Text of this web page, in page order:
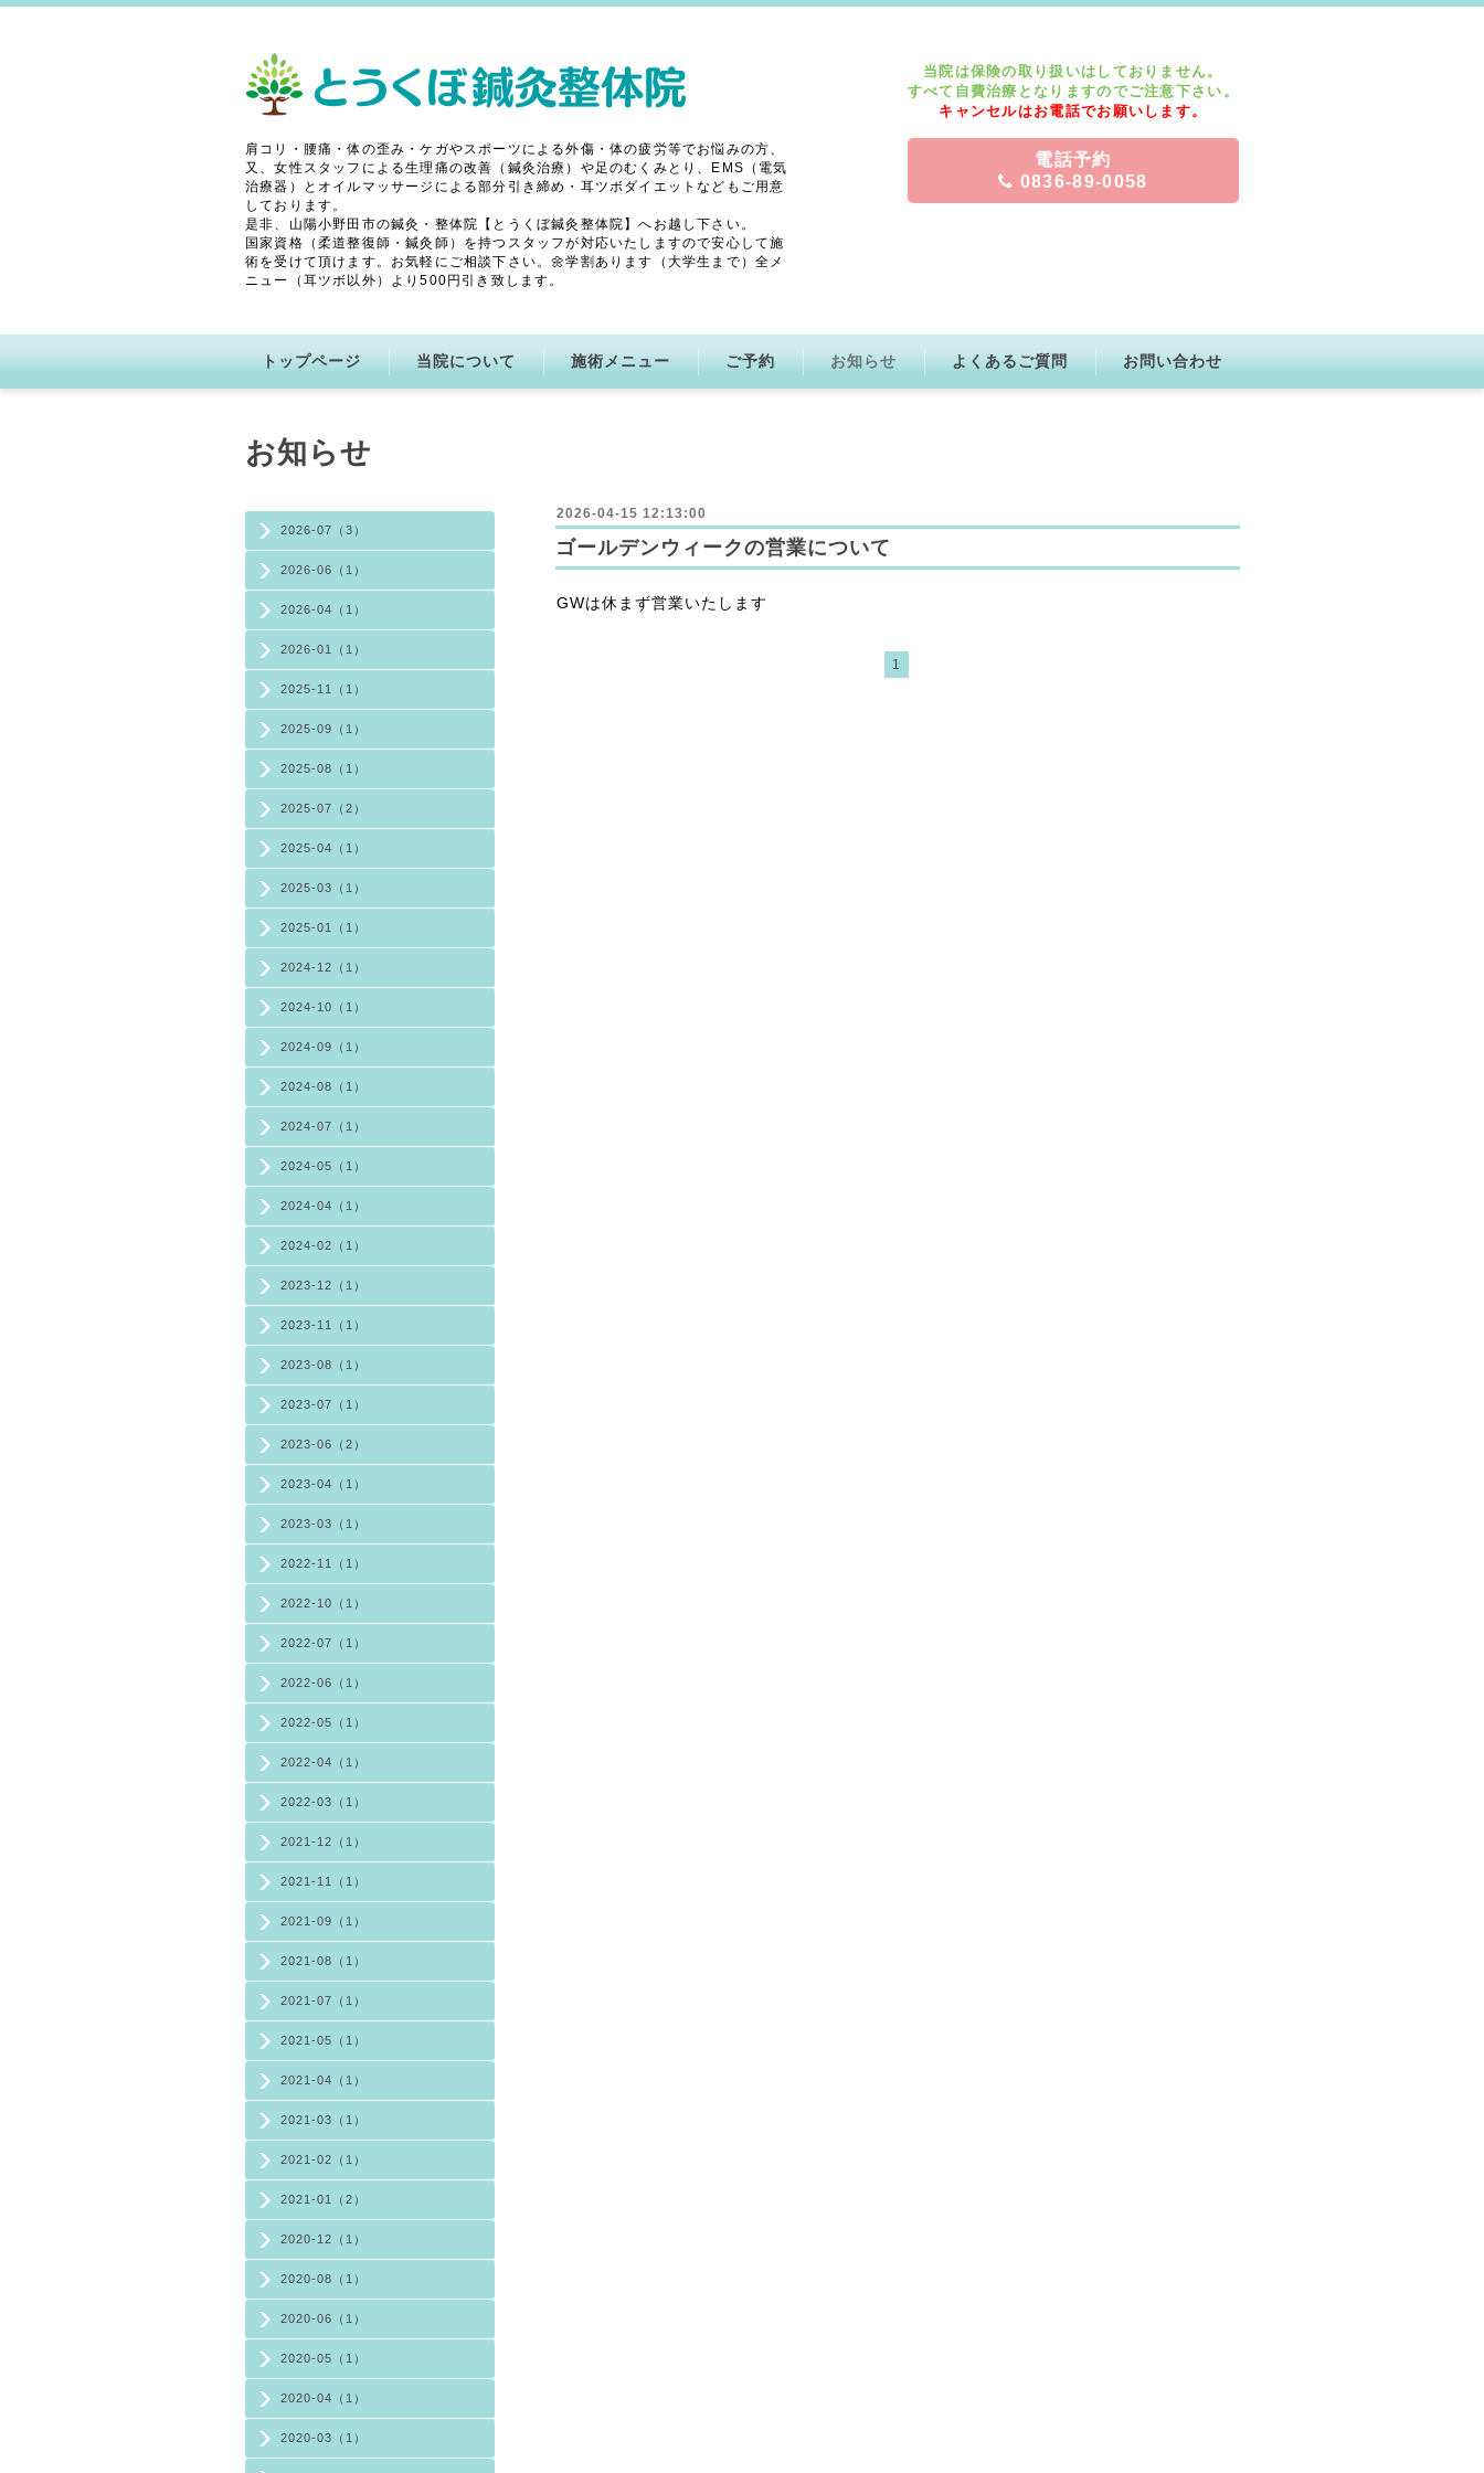
当院は保険の取り扱いはしておりません。
すべて自費治療となりますのでご注意下さい。
キャンセルはお電話でお願いします。
電話予約
0836-89-0058
肩コリ・腰痛・体の歪み・ケガやスポーツによる外傷・体の疲労等でお悩みの方、
又、女性スタッフによる生理痛の改善（鍼灸治療）や足のむくみとり、EMS（電気
治療器）とオイルマッサージによる部分引き締め・耳ツボダイエットなどもご用意
しております。
是非、山陽小野田市の鍼灸・整体院【とうくぼ鍼灸整体院】へお越し下さい。
国家資格（柔道整復師・鍼灸師）を持つスタッフが対応いたしますので安心して施
術を受けて頂けます。お気軽にご相談下さい。🌼学割あります（大学生まで）全メ
ニュー（耳ツボ以外）より500円引き致します。
トップページ 当院について 施術メニュー ご予約 お知らせ よくあるご質問 お問い合わせ
2026-07（3）
2026-06（1）
2026-04（1）
2026-01（1）
2025-11（1）
2025-09（1）
2025-08（1）
2025-07（2）
2025-04（1）
2025-03（1）
2025-01（1）
2024-12（1）
2024-10（1）
2024-09（1）
2024-08（1）
2024-07（1）
2024-05（1）
2024-04（1）
2024-02（1）
2023-12（1）
2023-11（1）
2023-08（1）
2023-07（1）
2023-06（2）
2023-04（1）
2023-03（1）
2022-11（1）
2022-10（1）
2022-07（1）
2022-06（1）
2022-05（1）
2022-04（1）
2022-03（1）
2021-12（1）
2021-11（1）
2021-09（1）
2021-08（1）
2021-07（1）
2021-05（1）
2021-04（1）
2021-03（1）
2021-02（1）
2021-01（2）
2020-12（1）
2020-08（1）
2020-06（1）
2020-05（1）
2020-04（1）
2020-03（1）
お知らせ
2026-04-15 12:13:00
ゴールデンウィークの営業について
GWは休まず営業いたします
1